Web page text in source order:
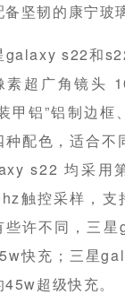
备坚韧的康宁玻
galaxy s22和
素超广角镜头
甲铝”铝制边
种配色，适合
s22 均采用
触控采样，
些许不同，三
快充；三星
超级快充。